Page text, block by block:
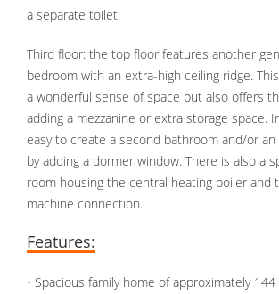
a separate toilet.
Third floor: the top floor features another
bedroom with an extra-high ceiling ridge.
a wonderful sense of space but also offers
adding a mezzanine or extra storage space.
easy to create a second bathroom and/or
by adding a dormer window. There is also a
room housing the central heating boiler and
machine connection.
Features:
• Spacious family home of approximately 144